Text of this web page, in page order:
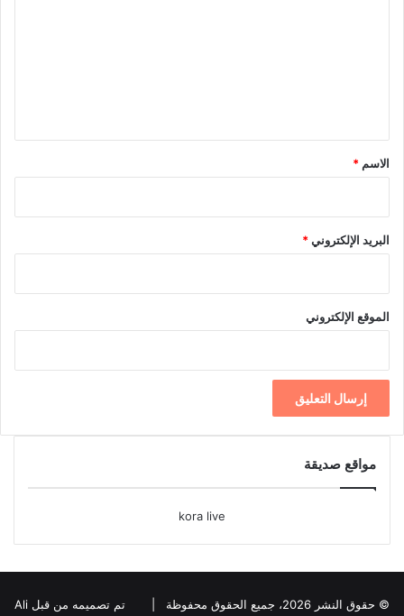
*
الاسم *
البريد الإلكتروني*
الموقع الإلكتروني
مواقع صديقة
kora live
© حقوق النشر 2026، جميع الحقوق محفوظة | تم تصميمه من قبل Ali